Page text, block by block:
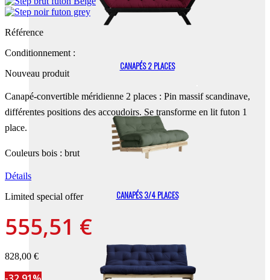
CANAPÉS 2 PLACES
CANAPÉS 3/4 PLACES
Référence
Conditionnement :
Nouveau produit
Canapé-convertible méridienne 2 places : Pin massif scandinave,
différentes positions des accoudoirs. Se transforme en lit futon 1
place.
Couleurs bois : brut
Détails
Limited special offer
555,51 €
828,00 €